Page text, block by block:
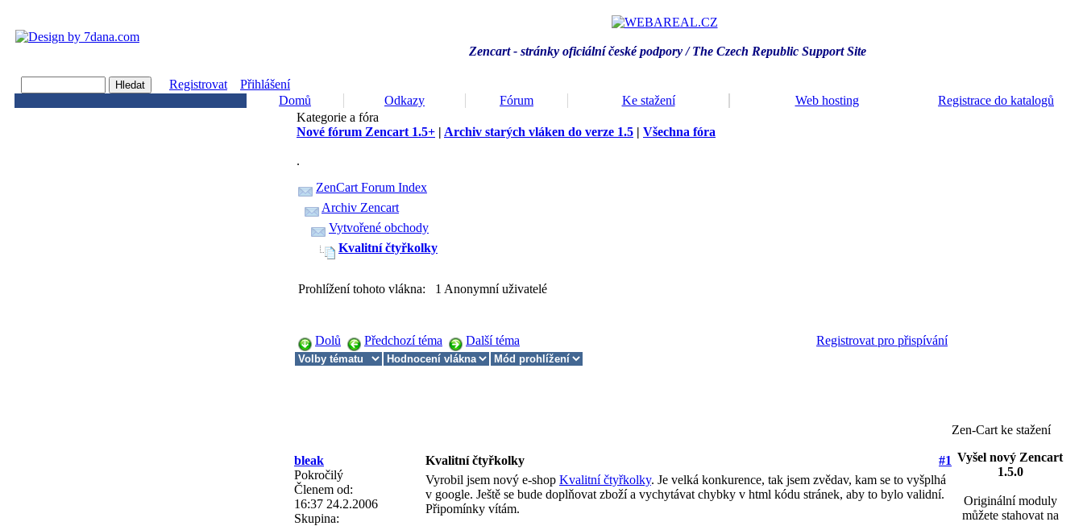
Zencart - stránky oficiální české podpory / The Czech Republic Support Site
Registrovat
Přihlášení
Domů
Odkazy Fórum Ke stažení Web hosting Registrace do katalogů
Kategorie a fóra
Nové fórum Zencart 1.5+ | Archiv starých vláken do verze 1.5 | Všechna fóra
.
ZenCart Forum Index
Archiv Zencart
Vytvořené obchody
Kvalitní čtyřkolky
Prohlížení tohoto vlákna: 1 Anonymní uživatelé
Dolů Předchozí téma Další téma Registrovat pro přispívání
bleak Kvalitní čtyřkolky
#1
Pokročilý
Členem od:
16:37 24.2.2006
Skupina:
Vyrobil jsem nový e-shop Kvalitní čtyřkolky. Je velká konkurence, tak jsem zvědav, kam se to vyšplhá
v google. Ještě se bude doplňovat zboží a vychytávat chybky v html kódu stránek, aby to bylo validní.
Připomínky vítám.
Zen-Cart ke stažení
Vyšel nový Zencart
1.5.0
Originální moduly
můžete stahovat na